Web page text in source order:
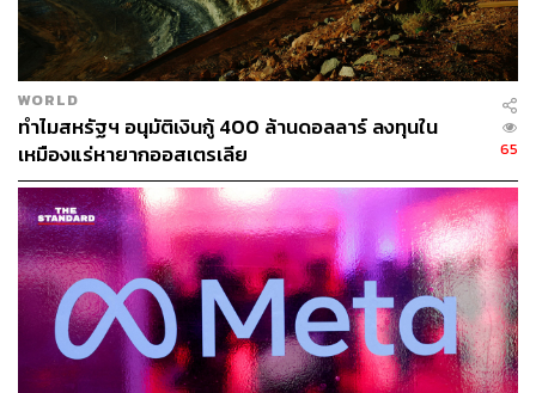
Official Line:
https://lin.ee/xfPbXUP
สามารถติดตาม THE STANDARD WEALTH
ผ่านแอปพลิเคชันต่างๆ ที่คุณสะดวกหรือใช้งานอยู่แล้วได้เลย
TAGS: กล้วย
ปัญญาประดิษฐ์ (Artificial intelligence - AI)
เทคโนโลยี
Australia IoT Hitachi เกษตรกรรม
WORLD
ทำไมสหรัฐฯ อนุมัติเงินกู้ 400 ล้านดอลลาร์ ลงทุนใน
เหมืองแร่หายากออสเตรเลีย
65